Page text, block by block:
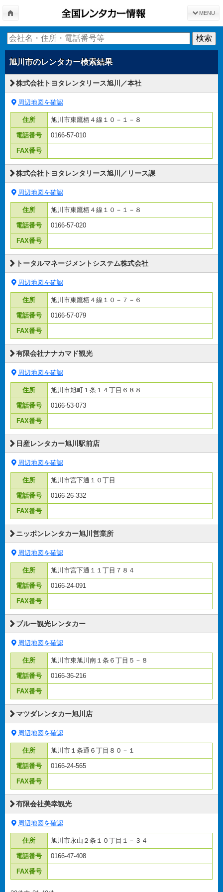
MENU
旭川市のレンタカー検索結果
株式会社トヨタレンタリース旭川／本社
周辺地図を確認
住所 旭川市東鷹栖４線１０－１－８
電話番号 0166-57-010
FAX番号
株式会社トヨタレンタリース旭川／リース課
周辺地図を確認
住所 旭川市東鷹栖４線１０－１－８
電話番号 0166-57-020
FAX番号
トータルマネージメントシステム株式会社
周辺地図を確認
住所 旭川市東鷹栖４線１０－７－６
電話番号 0166-57-079
FAX番号
有限会社ナナカマド観光
周辺地図を確認
住所 旭川市旭町１条１４丁目６８８
電話番号 0166-53-073
FAX番号
日産レンタカー旭川駅前店
周辺地図を確認
住所 旭川市宮下通１０丁目
電話番号 0166-26-332
FAX番号
ニッポンレンタカー旭川営業所
周辺地図を確認
住所 旭川市宮下通１１丁目７８４
電話番号 0166-24-091
FAX番号
ブルー観光レンタカー
周辺地図を確認
住所 旭川市東旭川南１条６丁目５－８
電話番号 0166-36-216
FAX番号
マツダレンタカー旭川店
周辺地図を確認
住所 旭川市１条通６丁目８０－１
電話番号 0166-24-565
FAX番号
有限会社美幸観光
周辺地図を確認
住所 旭川市永山２条１０丁目１－３４
電話番号 0166-47-408
FAX番号